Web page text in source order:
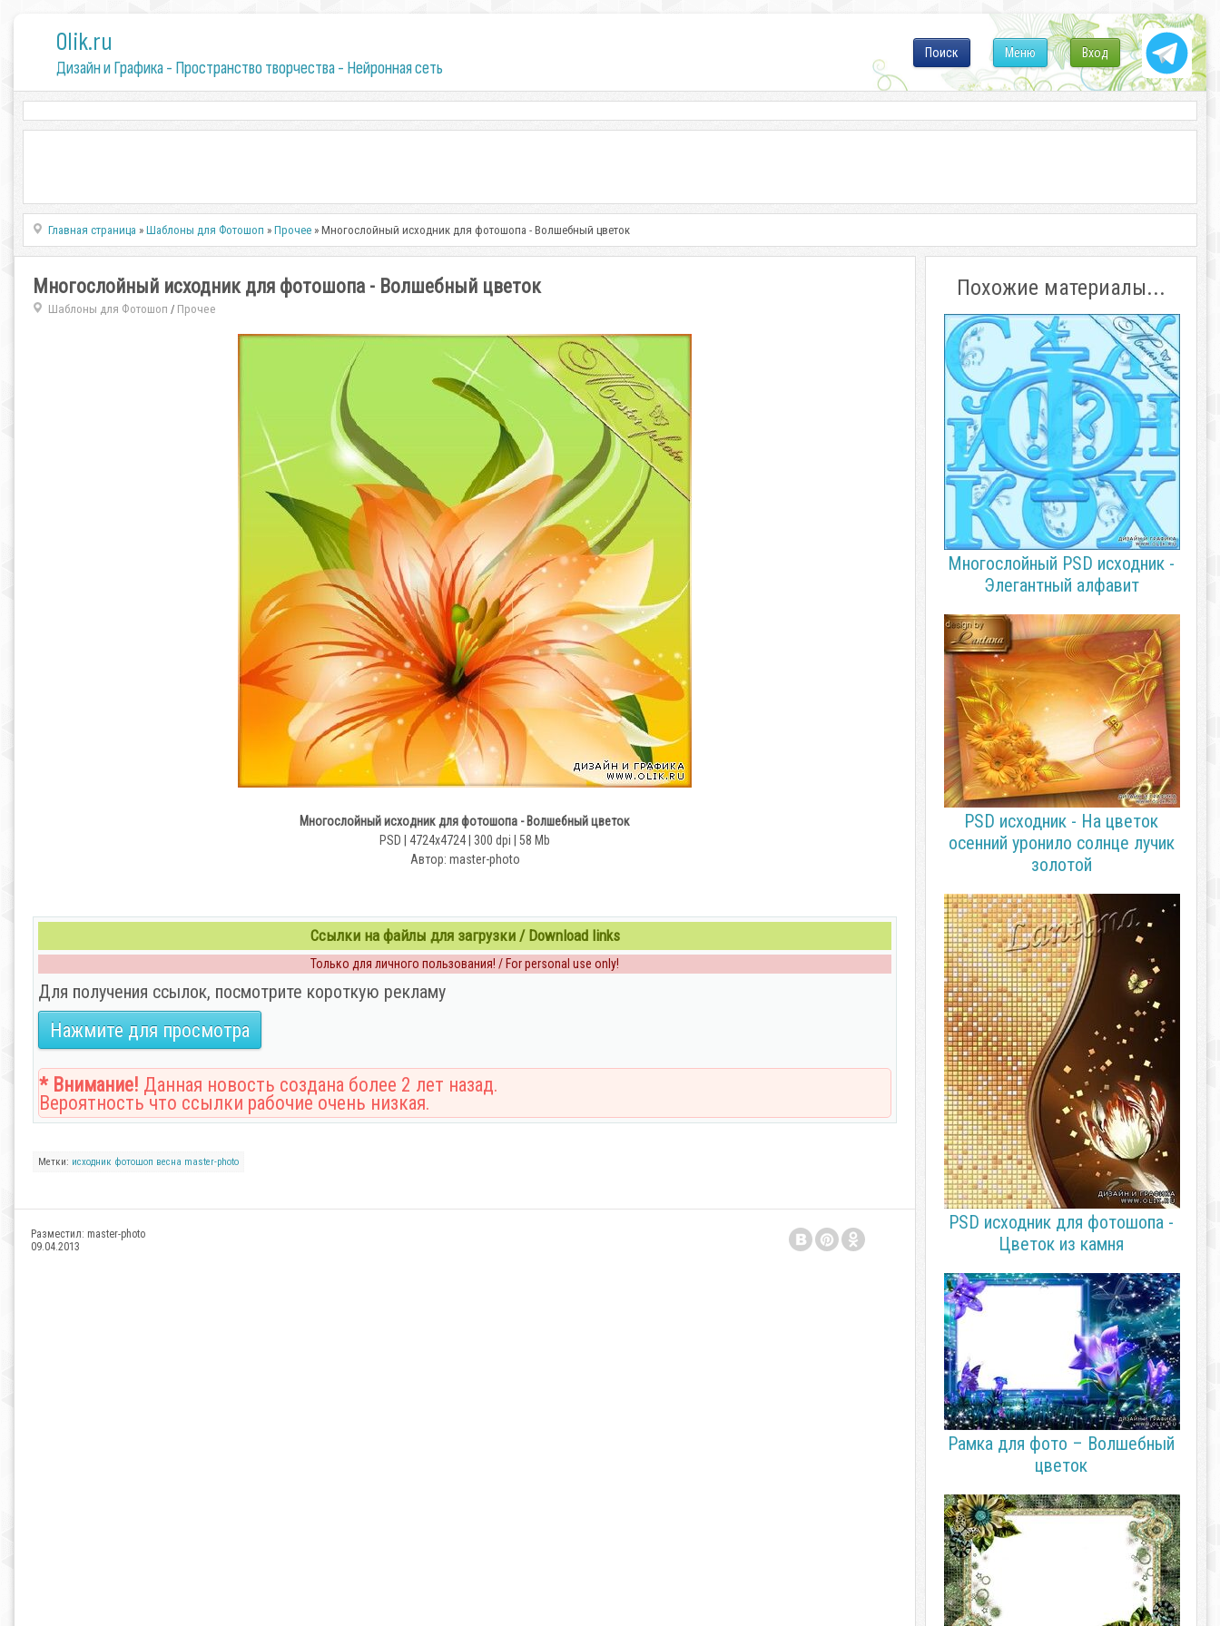
0lik.ru
Дизайн и Графика - Пространство творчества - Нейронная сеть
Вход
Меню
Поиск
Главная страница »Шаблоны для Фотошоп »Прочее » Многослойный исходник для фотошопа - Волшебный цветок
Многослойный исходник для фотошопа - Волшебный цветок
Шаблоны для Фотошоп / Прочее
Многослойный исходник для фотошопа - Волшебный цветок
PSD | 4724x4724 | 300 dpi | 58 Mb
Автор: master-photo
Ссылки на файлы для загрузки / Download links
Только для личного пользования! / For personal use only!
Для получения ссылок, посмотрите короткую рекламу
Нажмите для просмотра
* Внимание! Данная новость создана более 2 лет назад.
Вероятность что ссылки рабочие очень низкая.
Метки: исходник фотошоп весна master-photo
Разместил: master-photo
09.04.2013
Похожие материалы...
Многослойный PSD исходник -
Элегантный алфавит
PSD исходник - На цветок
осенний уронило солнце лучик
золотой
PSD исходник для фотошопа -
Цветок из камня
Рамка для фото – Волшебный
цветок